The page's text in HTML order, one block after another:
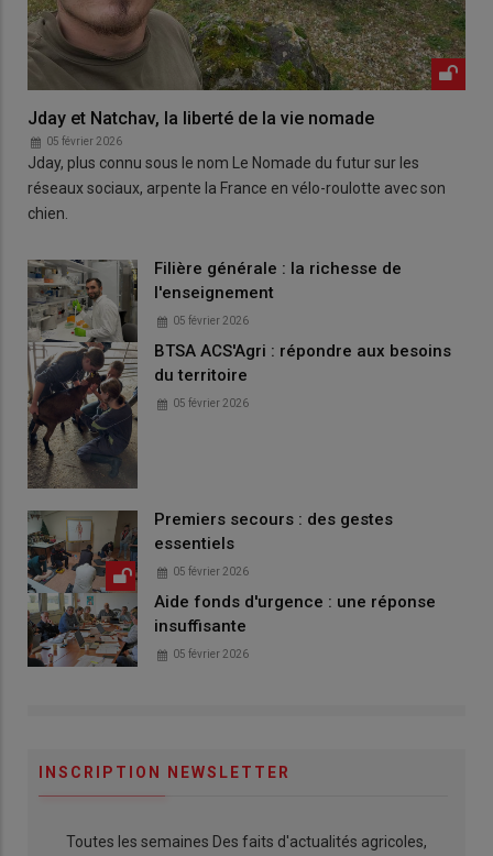
Jday et Natchav, la liberté de la vie nomade
05 février 2026
Jday, plus connu sous le nom Le Nomade du futur sur les
réseaux sociaux, arpente la France en vélo-roulotte avec son
chien.
Filière générale : la richesse de
l'enseignement
05 février 2026
BTSA ACS'Agri : répondre aux besoins
du territoire
05 février 2026
Premiers secours : des gestes
essentiels
05 février 2026
Aide fonds d'urgence : une réponse
insuffisante
05 février 2026
INSCRIPTION NEWSLETTER
Toutes les semaines Des faits d'actualités agricoles,